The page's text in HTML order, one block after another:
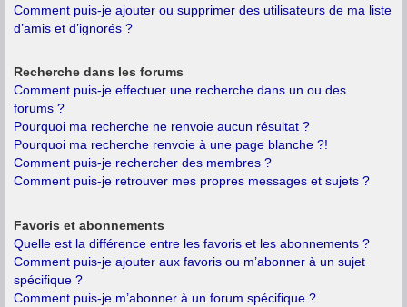
Comment puis-je ajouter ou supprimer des utilisateurs de ma liste
d’amis et d’ignorés ?
Recherche dans les forums
Comment puis-je effectuer une recherche dans un ou des
forums ?
Pourquoi ma recherche ne renvoie aucun résultat ?
Pourquoi ma recherche renvoie à une page blanche ?!
Comment puis-je rechercher des membres ?
Comment puis-je retrouver mes propres messages et sujets ?
Favoris et abonnements
Quelle est la différence entre les favoris et les abonnements ?
Comment puis-je ajouter aux favoris ou m’abonner à un sujet
spécifique ?
Comment puis-je m’abonner à un forum spécifique ?